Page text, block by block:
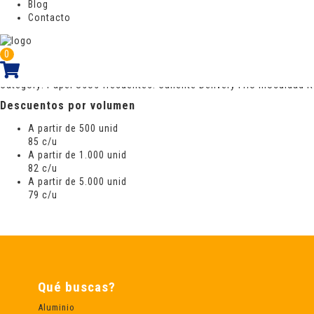
Blog
Contacto
0
Cantidad por caja
1000 Unid
Out of stock
Category: Papel Usos frecuentes: Caliente Delivery Frío Inocuidad
Descuentos por volumen
A partir de 500 unid
85 c/u
A partir de 1.000 unid
82 c/u
A partir de 5.000 unid
79 c/u
Qué buscas?
Aluminio